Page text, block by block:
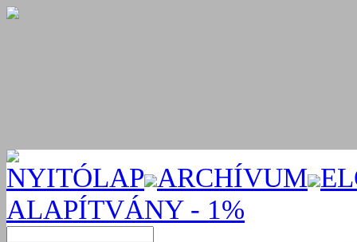
NYITÓLAP ARCHÍVUM
ALAPÍTVÁNY - 1%